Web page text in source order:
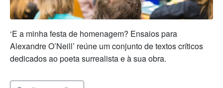
‘E a minha festa de homenagem? Ensaios para
Alexandre O’Neill’ reúne um conjunto de textos críticos
dedicados ao poeta surrealista e à sua obra.